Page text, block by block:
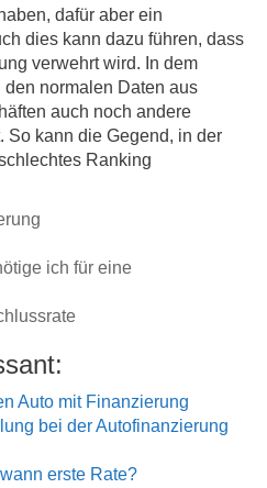
dafür aber ein
dies kann dazu führen, dass
verwehrt wird. In dem
normalen Daten aus
auch noch andere
So kann die Gegend, in der
Ranking
ich für eine
Auto mit Finanzierung
bei der Autofinanzierung
erste Rate?